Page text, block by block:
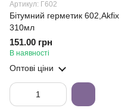
Артикул: Г602
Бітумний герметик 602,Akfix
310мл
151.00 грн
В наявності
Оптові ціни